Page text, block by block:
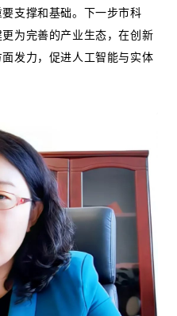
支撑和基础。下一步市科
为完善的产业生态，在创新
发力，促进人工智能与实体